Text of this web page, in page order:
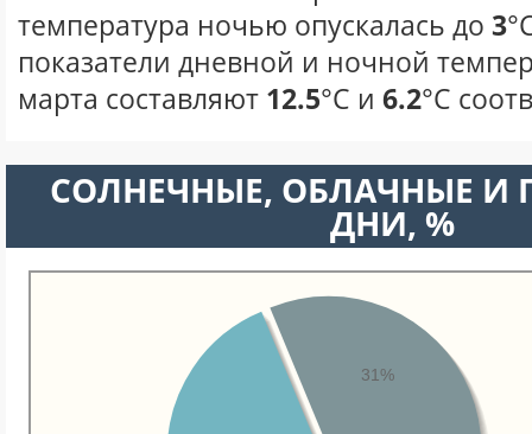
температура ночью опускалась до 3
показатели дневной и ночной
марта составляют 12.5°С и 6.2°С
CОЛНЕЧНЫЕ, ОБЛАЧНЫЕ И
ДНИ, %
31%